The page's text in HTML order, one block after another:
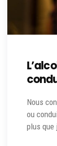
Nous
ou
plus que